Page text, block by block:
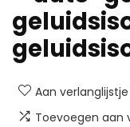
Aan
Toevoegen aan